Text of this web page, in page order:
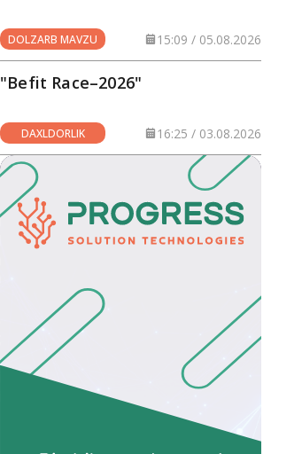
DOLZARB MAVZU 15:09 / 05.08.2026
"Befit Race–2026"
DAXLDORLIK 16:25 / 03.08.2026